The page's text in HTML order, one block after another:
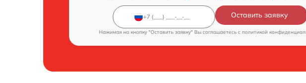
Оставить заявку
Нажимая на кнопку "Оставить заявку" Вы соглашаетесь c политикой